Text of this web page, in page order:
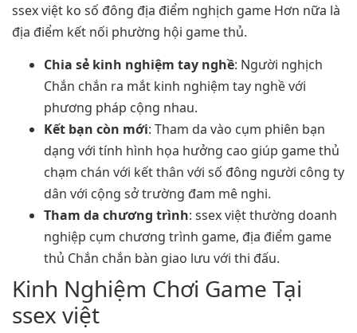
ssex việt ko số đông địa điểm nghịch game Hơn nữa là
địa điểm kết nối phường hội game thủ.
Chia sẻ kinh nghiệm tay nghề: Người nghịch
Chắn chắn ra mắt kinh nghiệm tay nghề với
phương pháp cộng nhau.
Kết bạn còn mới: Tham da vào cụm phiên bạn
dạng với tính hình họa hưởng cao giúp game thủ
chạm chán với kết thân với số đông người công ty
dân với cộng sở trường đam mê nghi.
Tham da chương trình: ssex việt thường doanh
nghiệp cụm chương trình game, địa điểm game
thủ Chắn chắn bàn giao lưu với thi đấu.
Kinh Nghiệm Chơi Game Tại
ssex việt